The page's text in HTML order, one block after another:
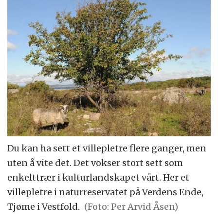
Du kan ha sett et villepletre flere ganger, men
uten å vite det. Det vokser stort sett som
enkelttrær i kulturlandskapet vårt. Her et
villepletre i naturreservatet på Verdens Ende,
Tjøme i Vestfold. (Foto: Per Arvid Åsen)